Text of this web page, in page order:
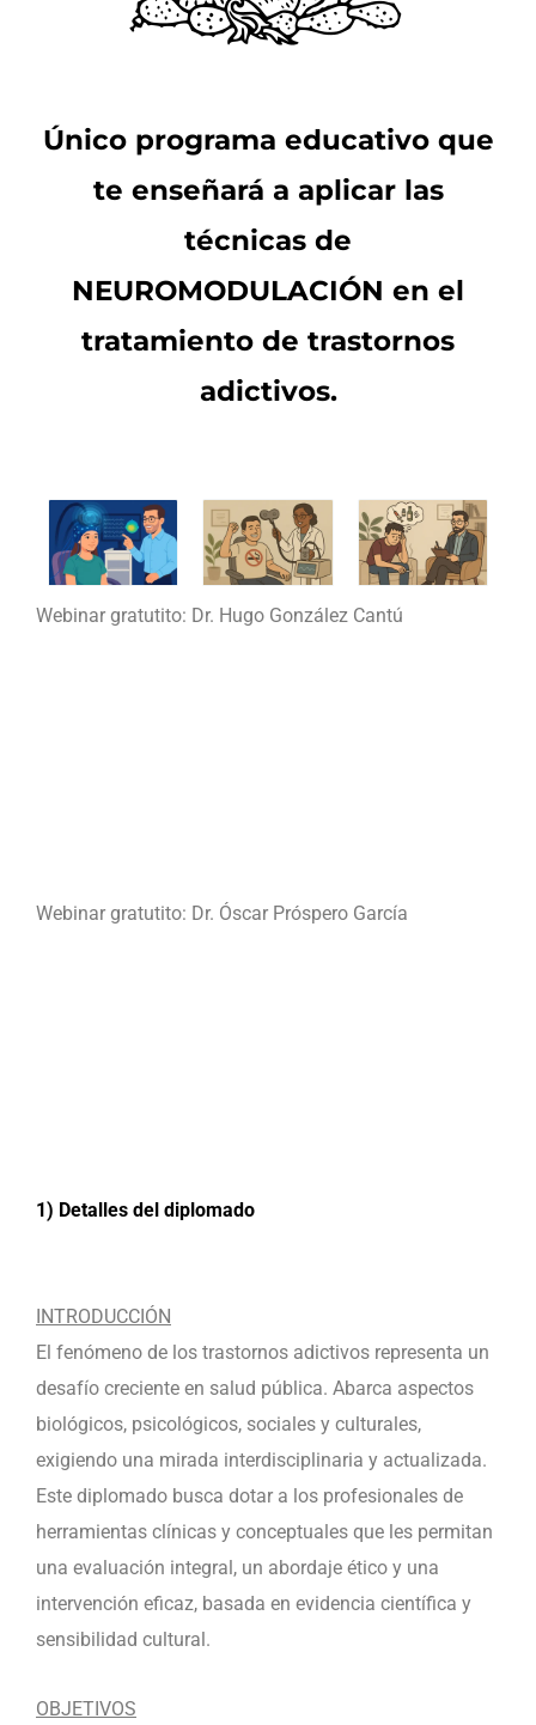
Único programa educativo que
te enseñará a aplicar las
técnicas de
NEUROMODULACIÓN en el
tratamiento de trastornos
adictivos.
Webinar gratutito: Dr. Hugo González Cantú
Webinar gratutito: Dr. Óscar Próspero García
1) Detalles del diplomado
INTRODUCCIÓN
El fenómeno de los trastornos adictivos representa un
desafío creciente en salud pública. Abarca aspectos
biológicos, psicológicos, sociales y culturales,
exigiendo una mirada interdisciplinaria y actualizada.
Este diplomado busca dotar a los profesionales de
herramientas clínicas y conceptuales que les permitan
una evaluación integral, un abordaje ético y una
intervención eficaz, basada en evidencia científica y
sensibilidad cultural.
OBJETIVOS